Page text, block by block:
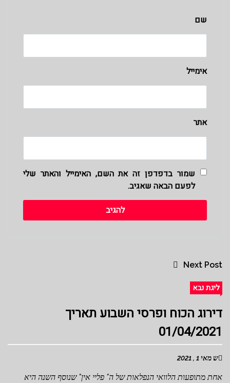
שם
אימייל
אתר
שמור בדפדפן זה את השם, האימייל והאתר שלי
לפעם הבאה שאגיב.
Next Post
ליגת נבא
דירוג הכוח ופרסי השבוע תאריך
01/04/2021
ש מאי 1 , 2021
אחת מתופעות הלוואי הנפלאות של ה" פליי אין" שנוסף השנה היא